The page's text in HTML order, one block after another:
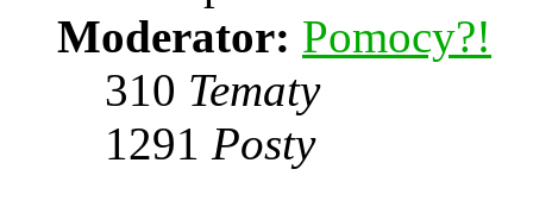
Moderator: Pomocy?!
310 Tematy
1291 Posty